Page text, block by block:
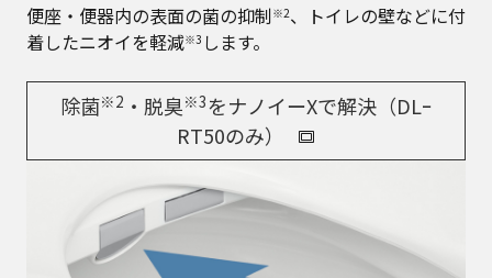
便座・便器内の表面の菌の抑制※2、トイレの壁などに付
着したニオイを軽減※3 します。
除菌※2 ・脱臭※3をナノイーXで解決（DLｰ
RT50のみ）